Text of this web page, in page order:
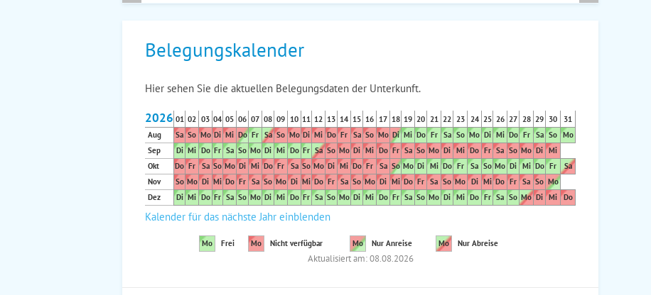
Belegungskalender
Hier sehen Sie die aktuellen Belegungsdaten der Unterkunft.
2026 01 02 03 04 05 06 07 08 09 10 11 12 13 14 15 16 17 18 19 20 21 22 23 24 25 26 27 28 29 30
31
Aug
Sa So Mo Di Mi Do Fr Sa So Mo Di Mi Do Fr Sa So Mo Di Mi Do Fr Sa So Mo Di Mi Do Fr Sa So Mo
Sep
Di Mi Do Fr Sa So Mo Di Mi Do Fr Sa So Mo Di Mi Do Fr Sa So Mo Di Mi Do Fr Sa So Mo Di Mi
Okt
Do Fr Sa So Mo Di Mi Do Fr Sa So Mo Di Mi Do Fr Sa So Mo Di Mi Do Fr Sa So Mo Di Mi Do Fr
Sa
Nov
So Mo Di Mi Do Fr Sa So Mo Di Mi Do Fr Sa So Mo Di Mi Do Fr Sa So Mo Di Mi Do Fr Sa So Mo
Dez
Di Mi Do Fr Sa So Mo Di Mi Do Fr Sa So Mo Di Mi Do Fr Sa So Mo Di Mi Do Fr Sa So Mo Di Mi Do
Kalender für das nächste Jahr einblenden
Mo Frei Mo Nicht verfügbar Mo Nur Anreise Mo Nur Abreise
Aktualisiert am: 08.08.2026